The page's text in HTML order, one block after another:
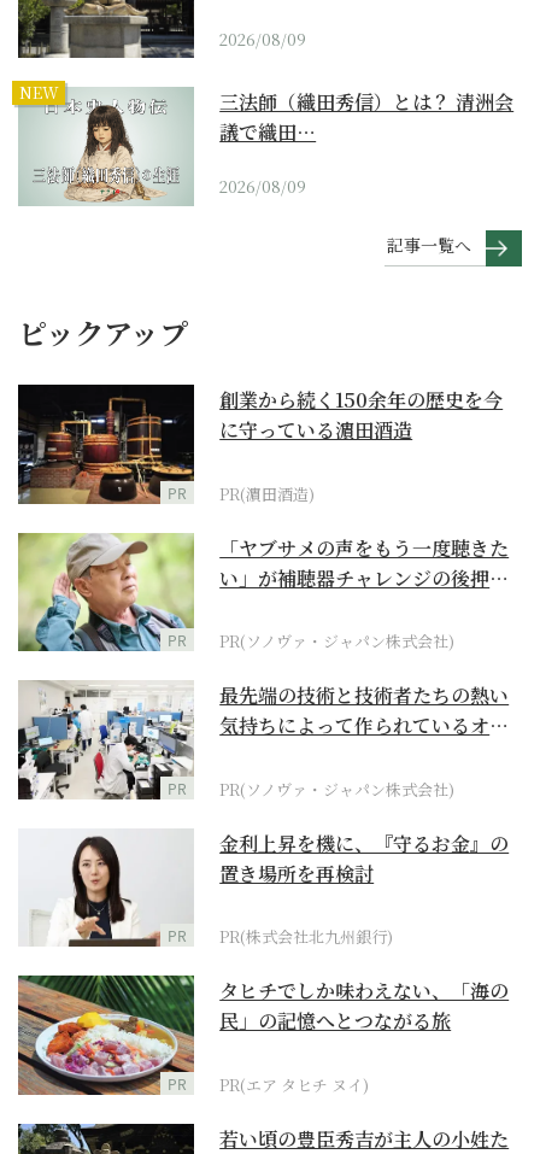
2026/08/09
NEW
三法師（織田秀信）とは？ 清洲会
議で織田…
2026/08/09
記事一覧へ
ピックアップ
PR
創業から続く150余年の歴史を今
に守っている濵田酒造
PR(濵田酒造)
PR
「ヤブサメの声をもう一度聴きた
い」が補聴器チャレンジの後押し
PR(ソノヴァ・ジャパン株式会社)
PR
最先端の技術と技術者たちの熱い
気持ちによって作られているオー
PR(ソノヴァ・ジャパン株式会社)
PR
金利上昇を機に、『守るお金』の
置き場所を再検討
PR(株式会社北九州銀行)
PR
タヒチでしか味わえない、「海の
民」の記憶へとつながる旅
PR(エア タヒチ ヌイ)
若い頃の豊臣秀吉が主人の小姓た